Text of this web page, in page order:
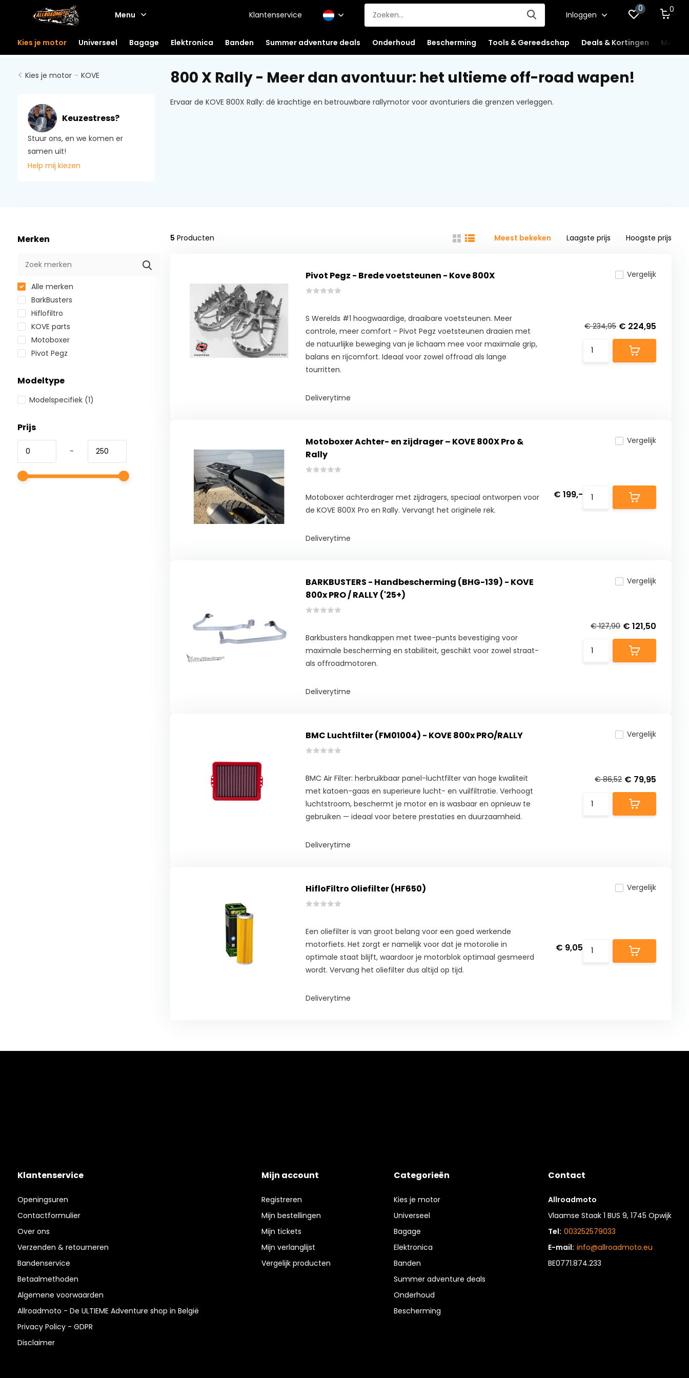
Menu Klantenservice Inloggen
0 0
Kies je motor Universeel Bagage Elektronica Banden Summer adventure deals Onderhoud Bescherming Tools & Gereedschap Deals & Kortingen
Kies je motor - KOVE
Keuzestress?
Stuur ons, en we komen er
samen uit!
Help mij kiezen
800 X Rally - Meer dan avontuur: het ultieme off-road wapen!
Ervaar de KOVE 800X Rally: dé krachtige en betrouwbare rallymotor voor avonturiers die grenzen verleggen.
Merken
Alle merken
BarkBusters
Hiflofiltro
KOVE parts
Motoboxer
Pivot Pegz
Modeltype
Modelspecifiek (1)
Prijs
-
5 Producten Meest bekeken Laagste prijs Hoogste prijs
Pivot Pegz - Brede voetsteunen - Kove 800X
S Werelds #1 hoogwaardige, draaibare voetsteunen. Meer
controle, meer comfort - Pivot Pegz voetsteunen draaien met
de natuurlijke beweging van je lichaam mee voor maximale grip,
balans en rijcomfort. Ideaal voor zowel offroad als lange
tourritten.
Deliverytime
Vergelijk
€ 234,95 € 224,95
Motoboxer Achter- en zijdrager – KOVE 800X Pro &
Rally
Motoboxer achterdrager met zijdragers, speciaal ontworpen voor
de KOVE 800X Pro en Rally. Vervangt het originele rek.
Deliverytime
Vergelijk
€ 199,-
BARKBUSTERS - Handbescherming (BHG-139) - KOVE
800x PRO / RALLY ('25+)
Barkbusters handkappen met twee-punts bevestiging voor
maximale bescherming en stabiliteit, geschikt voor zowel straat-
als offroadmotoren.
Deliverytime
Vergelijk
€ 127,90 € 121,50
BMC Luchtfilter (FM01004) - KOVE 800x PRO/RALLY
BMC Air Filter: herbruikbaar panel-luchtfilter van hoge kwaliteit
met katoen-gaas en superieure lucht- en vuilfiltratie. Verhoogt
luchtstroom, beschermt je motor en is wasbaar en opnieuw te
gebruiken — ideaal voor betere prestaties en duurzaamheid.
Deliverytime
Vergelijk
€ 86,52 € 79,95
HifloFiltro Oliefilter (HF650)
Een oliefilter is van groot belang voor een goed werkende
motorfiets. Het zorgt er namelijk voor dat je motorolie in
optimale staat blijft, waardoor je motorblok optimaal gesmeerd
wordt. Vervang het oliefilter dus altijd op tijd.
Deliverytime
Vergelijk
€ 9,05
Klantenservice
Openingsuren
Contactformulier
Over ons
Verzenden & retourneren
Bandenservice
Betaalmethoden
Algemene voorwaarden
Allroadmoto - De ULTIEME Adventure shop in België
Privacy Policy - GDPR
Disclaimer
Mijn account
Registreren
Mijn bestellingen
Mijn tickets
Mijn verlanglijst
Vergelijk producten
Categorieën
Kies je motor
Universeel
Bagage
Elektronica
Banden
Summer adventure deals
Onderhoud
Bescherming
Contact
Allroadmoto
Vlaamse Staak 1 BUS 9, 1745 Opwijk
Tel: 003252579033
E-mail: info@allroadmoto.eu
BE0771.874.233